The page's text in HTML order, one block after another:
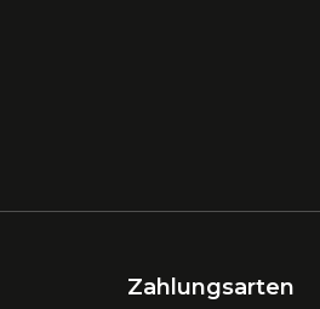
Zahlungsarten